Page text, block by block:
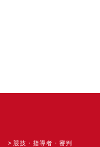
競技・指導者・審判